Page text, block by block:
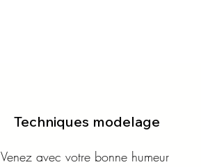
Techniques modelage
Venez avec votre bonne humeur